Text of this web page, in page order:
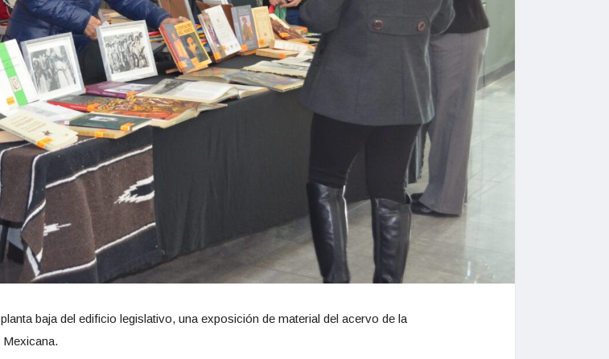
baja del edificio legislativo, una exposición de material del acervo de la